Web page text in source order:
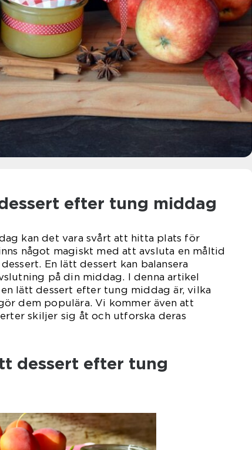
efter tung middag
kan det vara svårt att hitta plats för
något magiskt med att avsluta en måltid
En lätt dessert kan balansera
på din middag. I denna artikel
lätt dessert efter tung middag är, vilka
dem populära. Vi kommer även att
skiljer sig åt och utforska deras
dessert efter tung